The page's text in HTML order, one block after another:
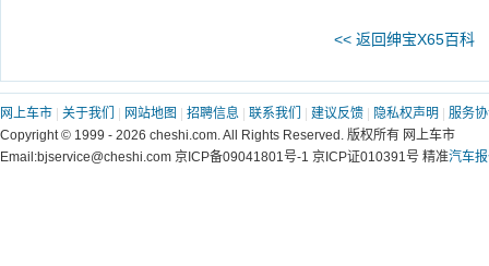
<< 返回绅宝X65百科
网上车市 关于我们 网站地图 招聘信息 联系我们 建议反馈 隐私权声明
服务
Copyright © 1999 - 2026 cheshi.com. All Rights Reserved. 版权所有 网上车市
Email:bjservice@cheshi.com 京ICP备09041801号-1 京ICP证010391号 精准汽车